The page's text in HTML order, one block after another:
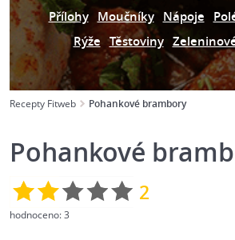
Přílohy Moučníky Nápoje
Rýže Těstoviny
Recepty Fitweb Pohankové brambory
Pohankové
2
hodnoceno:3